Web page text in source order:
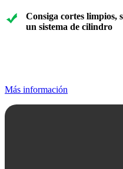
Consiga cortes limpios,
un sistema de cilindro
Más información